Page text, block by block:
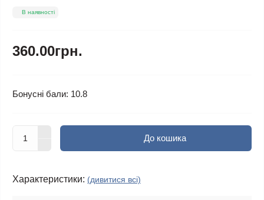
В наявності
360.00грн.
Бонусні бали: 10.8
До кошика
Характеристики: (дивитися всі)